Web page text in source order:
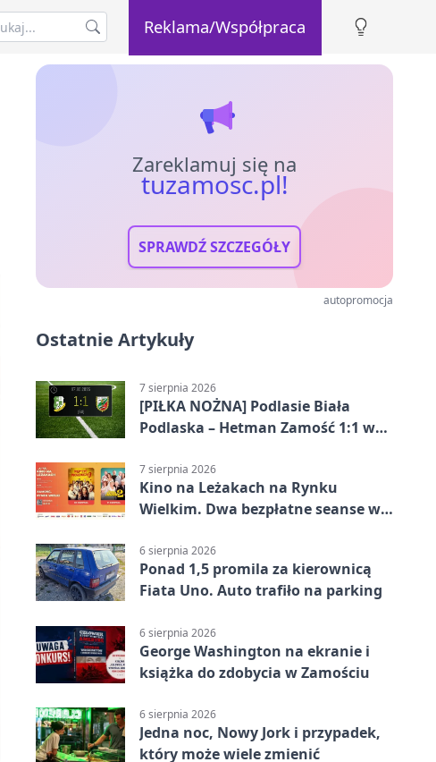
Reklama/Współpraca
Zareklamuj się na
tuzamosc.pl!
SPRAWDŹ SZCZEGÓŁY
autopromocja
Ostatnie Artykuły
7 sierpnia 2026
[PIŁKA NOŻNA] Podlasie Biała
Podlaska – Hetman Zamość 1:1 w
podział punktów po bezbramkowej
pierwszej połowie
7 sierpnia 2026
Kino na Leżakach na Rynku
Wielkim. Dwa bezpłatne seanse w
6 sierpnia 2026
Ponad 1,5 promila za kierownicą
Fiata Uno. Auto trafiło na parking
6 sierpnia 2026
George Washington na ekranie i
książka do zdobycia w Zamościu
6 sierpnia 2026
Jedna noc, Nowy Jork i przypadek,
który może wiele zmienić